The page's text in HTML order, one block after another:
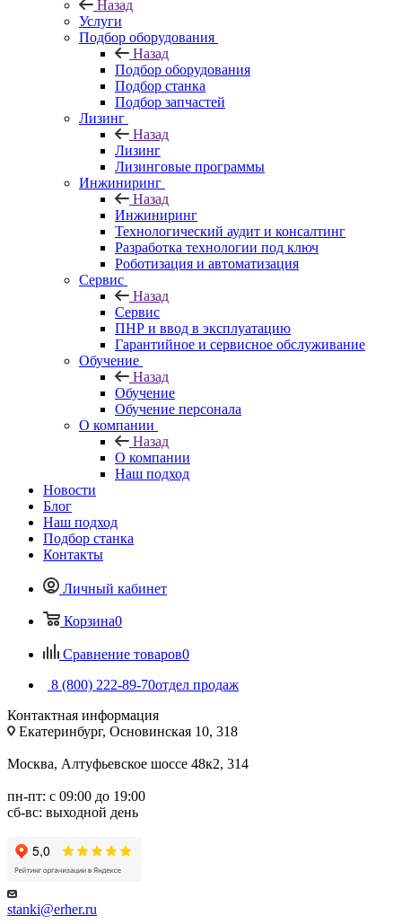
Назад
Услуги
Подбор оборудования
Назад
Подбор оборудования
Подбор станка
Подбор запчастей
Лизинг
Назад
Лизинг
Лизинговые программы
Инжиниринг
Назад
Инжиниринг
Технологический аудит и консалтинг
Разработка технологии под ключ
Роботизация и автоматизация
Сервис
Назад
Сервис
ПНР и ввод в эксплуатацию
Гарантийное и сервисное обслуживание
Обучение
Назад
Обучение
Обучение персонала
О компании
Назад
О компании
Наш подход
Новости
Блог
Наш подход
Подбор станка
Контакты
Личный кабинет
Корзина0
Сравнение товаров0
8 (800) 222-89-70отдел продаж
Контактная информация
Екатеринбург, Основинская 10, 318
Москва, Алтуфьевское шоссе 48к2, 314
пн-пт: с 09:00 до 19:00
сб-вс: выходной день
stanki@erher.ru